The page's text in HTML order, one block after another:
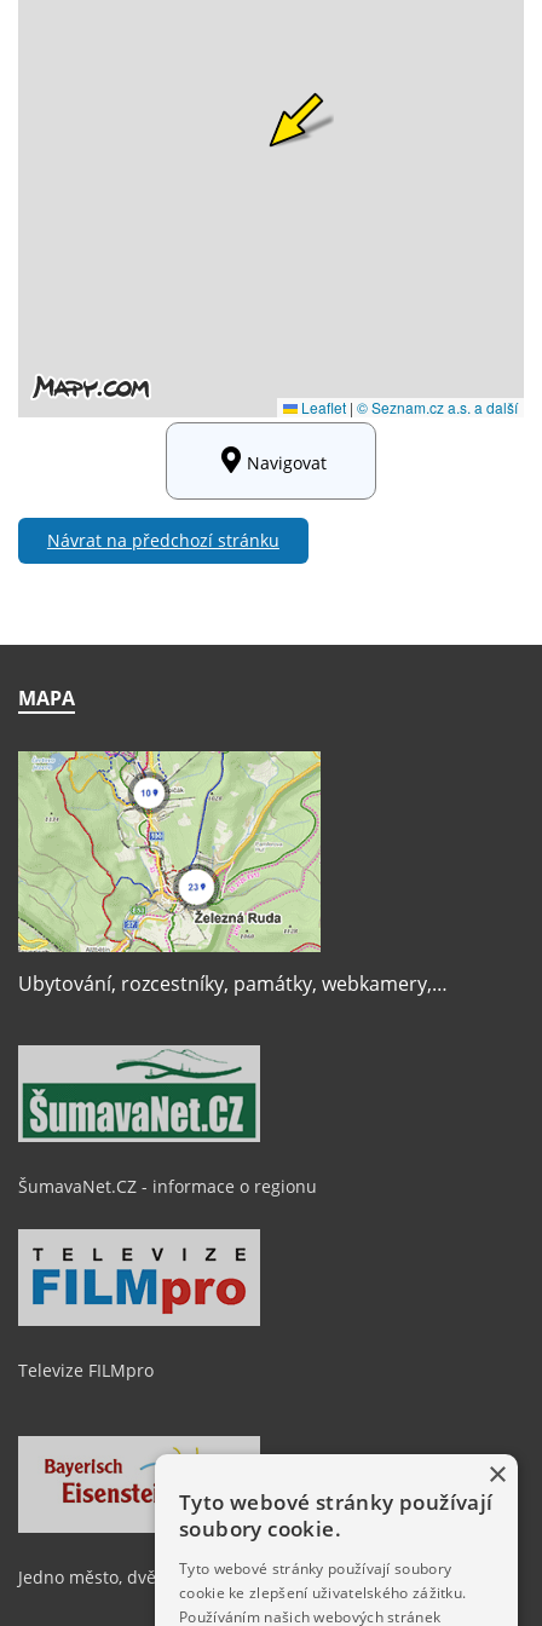
Navigovat
Návrat na předchozí stránku
MAPA
Ubytování, rozcestníky, památky, webkamery,…
ŠumavaNet.CZ - informace o regionu
Televize FILMpro
Jedno město, dvě země
×
Tyto webové stránky používají
soubory cookie.
Tyto webové stránky používají soubory
cookie ke zlepšení uživatelského zážitku.
Používáním našich webových stránek